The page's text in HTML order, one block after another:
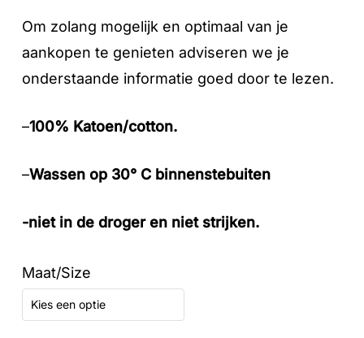
Om zolang mogelijk en optimaal van je
aankopen te genieten adviseren we je
onderstaande informatie goed door te lezen.
–100% Katoen/cotton.
–Wassen op 30° C binnenstebuiten
-niet in de droger en niet strijken.
Maat/Size
Kies een optie